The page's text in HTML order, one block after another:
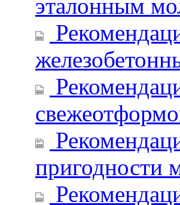
эталонным
пригодности